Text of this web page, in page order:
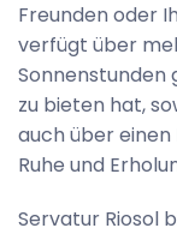
Freunden oder
verfügt über
Sonnenstunden
zu bieten hat,
auch über
Ruhe und
Servatur Riosol